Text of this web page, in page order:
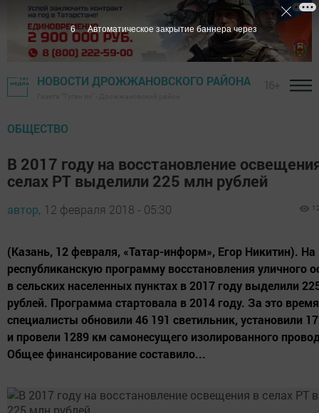
НОВОСТИ ДРОЖЖАНОВСКОГО РАЙОНА
ОБЩЕСТВО
В 2017 году на восстановление
селах РТ выделили 225 млн рублей
автор, 12 февраля 2018 - 05:30
(Казань, 12 февраля, «Татар-информ», Егор Никитин). На
республиканскую программу восстановления уличного
в сельских населенных пунктах в 2017 году выделили
рублей. Программа стартовала в 2014 году. За это время
специалисты обновили 46 191 светильник, установили
и провели 1289 км самонесущего изолированного
Общее финансирование составило...
5 Автоматическое закрытие баннера через